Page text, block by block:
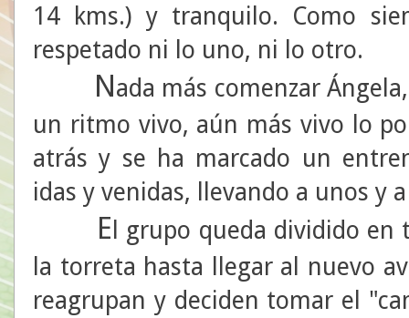
14 kms.) y tranquilo. Como
respetado ni lo uno, ni lo otro.
Nada más comenzar
un ritmo vivo, aún más vivo lo
atrás y se ha marcado un
idas y venidas, llevando a unos y
E l grupo queda dividido
la torreta hasta llegar al nuevo
reagrupan y deciden tomar el